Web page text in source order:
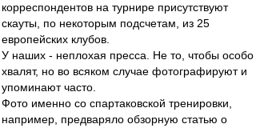
корреспондентов на турнире присутствуют
скауты, по некоторым подсчетам, из 25
европейских клубов.
У наших - неплохая пресса. Не то, чтобы особо
хвалят, но во всяком случае фотографируют и
упоминают часто.
Фото именно со спартаковской тренировки,
например, предваряло обзорную статью о